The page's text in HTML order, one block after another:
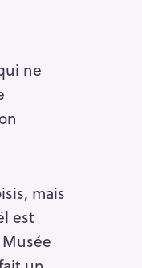
ne
mais
est